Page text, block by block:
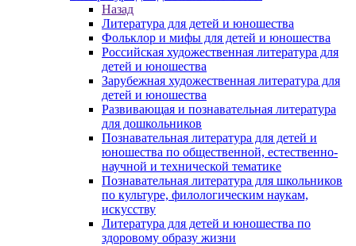
Назад
Литература для детей и юношества
Фольклор и мифы для детей и юношества
Российская художественная литература для
детей и юношества
Зарубежная художественная литература для
детей и юношества
Развивающая и познавательная литература
для дошкольников
Познавательная литература для детей и
юношества по общественной, естественно-
научной и технической тематике
Познавательная литература для школьников
по культуре, филологическим наукам,
искусству
Литература для детей и юношества по
здоровому образу жизни